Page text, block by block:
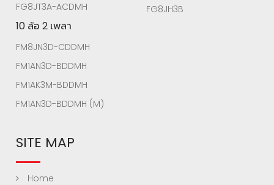
FG8JT3A-ACDMH
10 ล้อ 2 เพลา
FM8JN3D-CDDMH
FM1AN3D-BDDMH
FM1AK3M-BDDMH
FM1AN3D-BDDMH (M)
FG8JH3B
SITE MAP
Home